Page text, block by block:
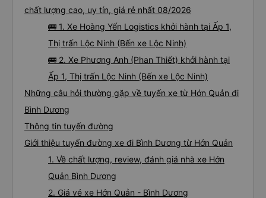
chất lượng cao, uy tín, giá rẻ nhất 08/2026
🚌 1. Xe Hoàng Yến Logistics khởi hành tại Ấp 1,
Thị trấn Lộc Ninh (Bến xe Lộc Ninh)
🚌 2. Xe Phương Anh (Phan Thiết) khởi hành tại
Ấp 1, Thị trấn Lộc Ninh (Bến xe Lộc Ninh)
Những câu hỏi thường gặp về tuyến xe từ Hớn Quản đi
Bình Dương
Thông tin tuyến đường
Giới thiệu tuyến đường xe đi Bình Dương từ Hớn Quản
1. Về chất lượng, review, đánh giá nhà xe Hớn
Quản Bình Dương
2. Giá vé xe Hớn Quản - Bình Dương